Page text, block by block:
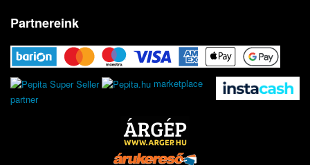
Partnereink
marketplace
partner